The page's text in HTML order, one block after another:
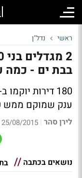
ראשי נדל"ן
בבת ים - כמה
ענק שמוקם ממש
לירן סהר |
25/08/2015 13:36
נושאים בכתבה